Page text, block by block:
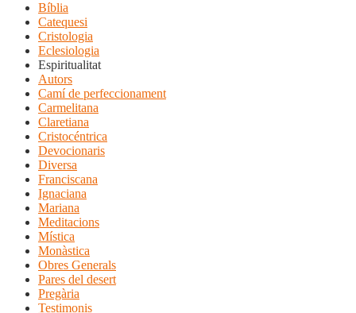
Bíblia
Catequesi
Cristologia
Eclesiologia
Espiritualitat
Autors
Camí de perfeccionament
Carmelitana
Claretiana
Cristocéntrica
Devocionaris
Diversa
Franciscana
Ignaciana
Mariana
Meditacions
Mística
Monàstica
Obres Generals
Pares del desert
Pregària
Testimonis